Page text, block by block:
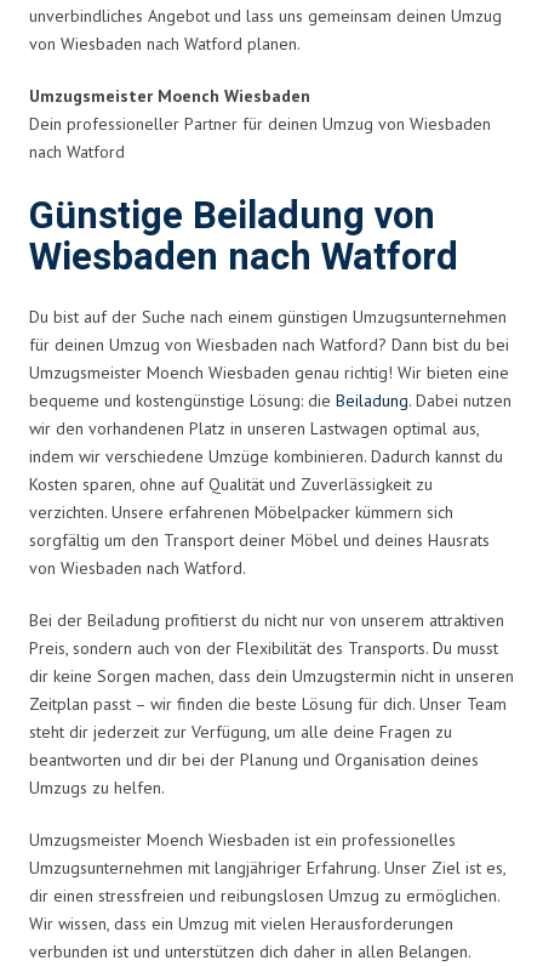
unverbindliches Angebot und lass uns gemeinsam deinen Umzug
von Wiesbaden nach Watford planen.
Umzugsmeister Moench Wiesbaden
Dein professioneller Partner für deinen Umzug von Wiesbaden
nach Watford
Günstige Beiladung von
Wiesbaden nach Watford
Du bist auf der Suche nach einem günstigen Umzugsunternehmen
für deinen Umzug von Wiesbaden nach Watford? Dann bist du bei
Umzugsmeister Moench Wiesbaden genau richtig! Wir bieten eine
bequeme und kostengünstige Lösung: die Beiladung. Dabei nutzen
wir den vorhandenen Platz in unseren Lastwagen optimal aus,
indem wir verschiedene Umzüge kombinieren. Dadurch kannst du
Kosten sparen, ohne auf Qualität und Zuverlässigkeit zu
verzichten. Unsere erfahrenen Möbelpacker kümmern sich
sorgfältig um den Transport deiner Möbel und deines Hausrats
von Wiesbaden nach Watford.
Bei der Beiladung profitierst du nicht nur von unserem attraktiven
Preis, sondern auch von der Flexibilität des Transports. Du musst
dir keine Sorgen machen, dass dein Umzugstermin nicht in unseren
Zeitplan passt – wir finden die beste Lösung für dich. Unser Team
steht dir jederzeit zur Verfügung, um alle deine Fragen zu
beantworten und dir bei der Planung und Organisation deines
Umzugs zu helfen.
Umzugsmeister Moench Wiesbaden ist ein professionelles
Umzugsunternehmen mit langjähriger Erfahrung. Unser Ziel ist es,
dir einen stressfreien und reibungslosen Umzug zu ermöglichen.
Wir wissen, dass ein Umzug mit vielen Herausforderungen
verbunden ist und unterstützen dich daher in allen Belangen.